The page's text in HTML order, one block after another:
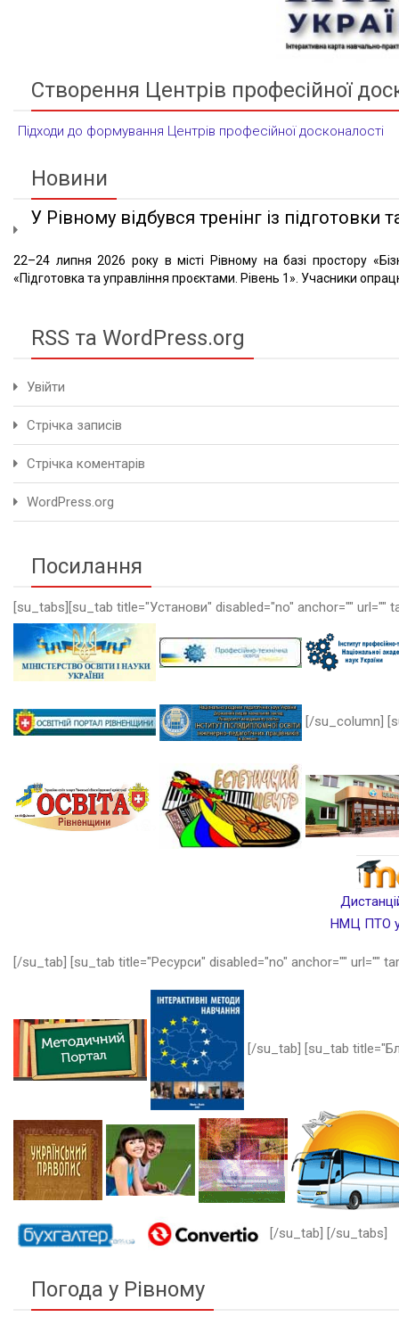
Створення Центрів професійної
Підходи до формування Центрів професійної досконалості
Новини
У Рівному відбувся тренінг із підготовки
22–24 липня 2026 року в місті Рівному на базі простору
«Підготовка та управління проєктами. Рівень 1». Учасники
RSS та WordPress.org
Увійти
Стрічка записів
Стрічка коментарів
WordPress.org
Посилання
[su_tabs][su_tab title="Установи" disabled="no" anchor=""
[/su_column]
НМЦ ПТО у
[/su_tab] [su_tab title="Ресурси" disabled="no" anchor="" url=""
[/su_tab] [su_tab
[/su_tab] [/su_tabs]
Погода у Рівному